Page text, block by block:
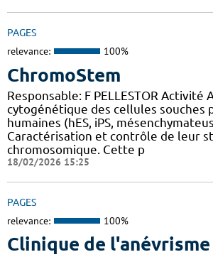
PAGES
relevance: 100%
ChromoStem
Responsable: F PELLESTOR Activité
cytogénétique des cellules souches
humaines (hES, iPS,
Caractérisation et contrôle de leur
chromosomique. Cette p
18/02/2026 15:25
PAGES
relevance: 100%
Clinique de l'anévrisme